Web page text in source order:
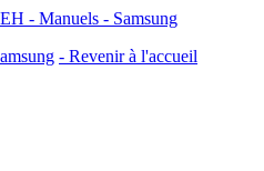
- Manuels - Samsung
- Revenir à l'accueil